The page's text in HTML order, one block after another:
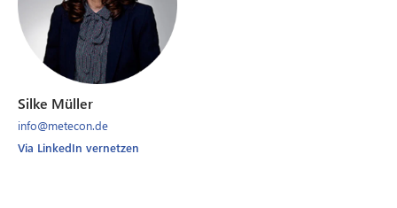
Silke Müller
info@metecon.de
Via LinkedIn vernetzen